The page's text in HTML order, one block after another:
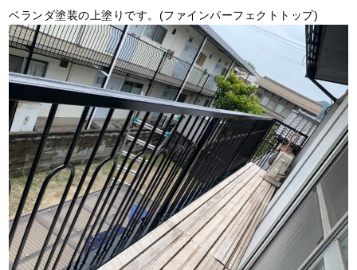
ベランダ塗装の上塗りです。(ファインパーフェクトトップ)